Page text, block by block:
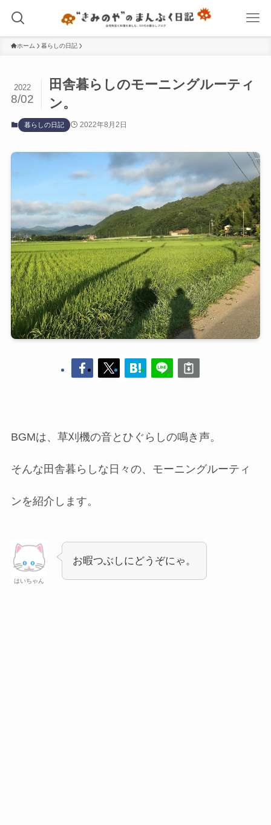
ホーム 暮らしの日記
田舎暮らしのモーニングルーティ
ン。
2022
8/02
暮らしの日記 2022年8月2日
BGMは、草刈機の音とひぐらしの鳴き声。
そんな田舎暮らしな日々の、モーニングルーティ
ンを紹介します。
はいちゃん
お暇つぶしにどうぞにゃ。